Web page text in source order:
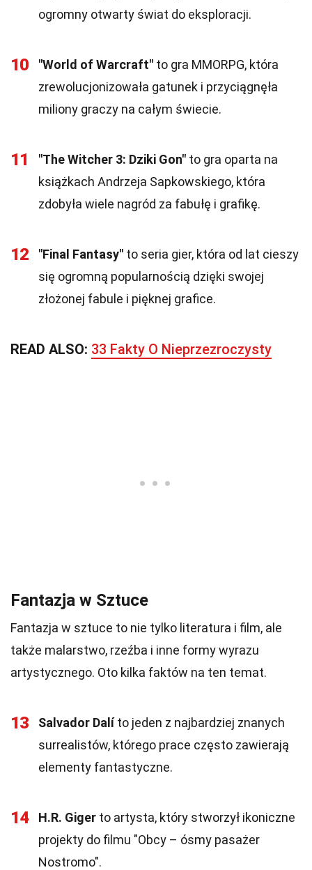
ogromny otwarty świat do eksploracji.
10 "World of Warcraft" to gra MMORPG, która
zrewolucjonizowała gatunek i przyciągnęła
miliony graczy na całym świecie.
11 "The Witcher 3: Dziki Gon" to gra oparta na
książkach Andrzeja Sapkowskiego, która
zdobyła wiele nagród za fabułę i grafikę.
12 "Final Fantasy" to seria gier, która od lat cieszy
się ogromną popularnością dzięki swojej
złożonej fabule i pięknej grafice.
READ ALSO: 33 Fakty O Nieprzezroczysty
Fantazja w Sztuce
Fantazja w sztuce to nie tylko literatura i film, ale
także malarstwo, rzeźba i inne formy wyrazu
artystycznego. Oto kilka faktów na ten temat.
13 Salvador Dalíto jeden z najbardziej znanych
surrealistów, którego prace często zawierają
elementy fantastyczne.
14 H.R. Giger to artysta, który stworzył ikoniczne
projekty do filmu "Obcy – ósmy pasażer
Nostromo".